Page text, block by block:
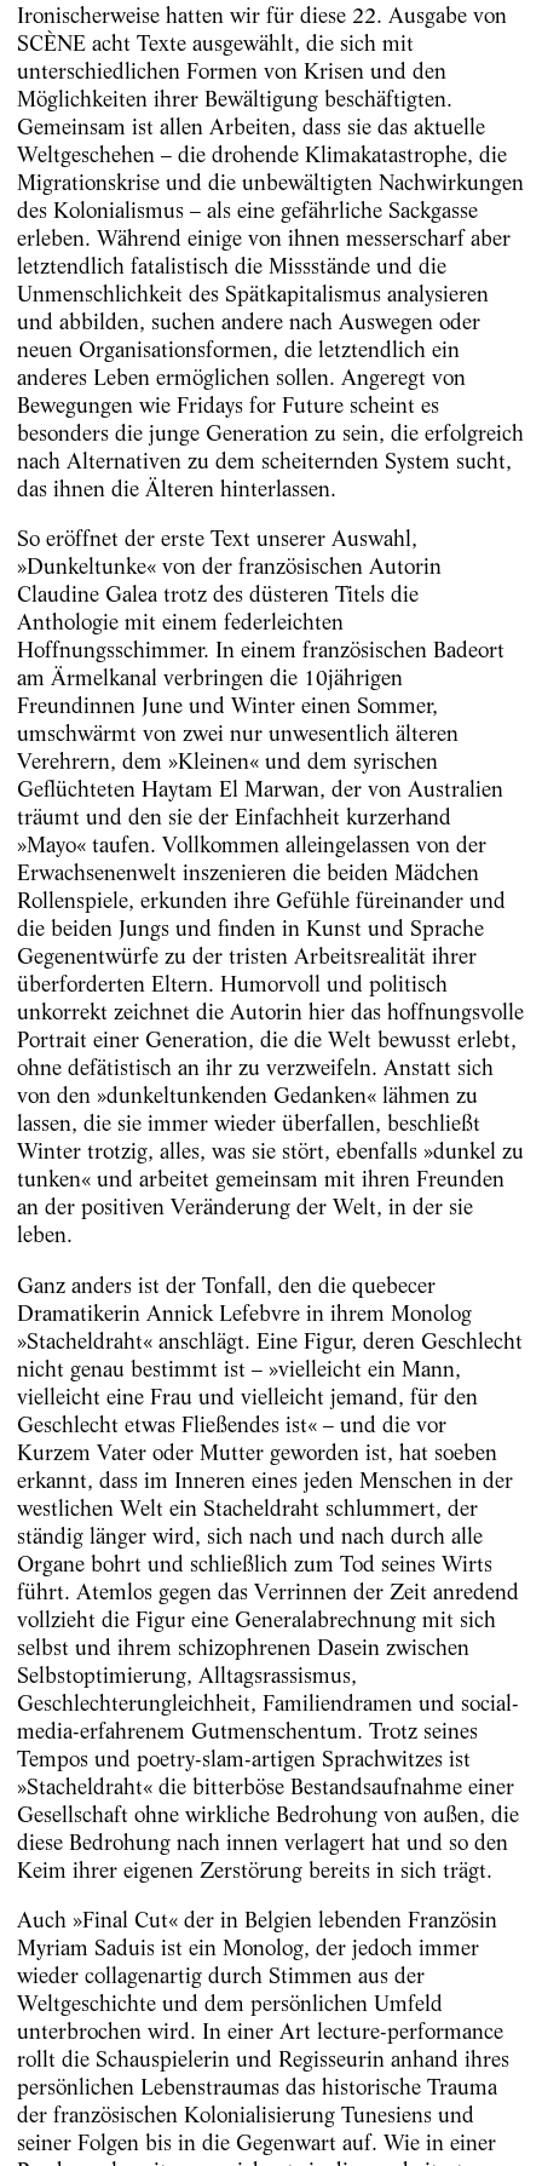
Ironischerweise hatten wir für diese 22. Ausgabe von
SCÈNE acht Texte ausgewählt, die sich mit
unterschiedlichen Formen von Krisen und den
Möglichkeiten ihrer Bewältigung beschäftigten.
Gemeinsam ist allen Arbeiten, dass sie das aktuelle
Weltgeschehen – die drohende Klimakatastrophe, die
Migrationskrise und die unbewältigten Nachwirkungen
des Kolonialismus – als eine gefährliche Sackgasse
erleben. Während einige von ihnen messerscharf aber
letztendlich fatalistisch die Missstände und die
Unmenschlichkeit des Spätkapitalismus analysieren
und abbilden, suchen andere nach Auswegen oder
neuen Organisationsformen, die letztendlich ein
anderes Leben ermöglichen sollen. Angeregt von
Bewegungen wie Fridays for Future scheint es
besonders die junge Generation zu sein, die erfolgreich
nach Alternativen zu dem scheiternden System sucht,
das ihnen die Älteren hinterlassen.
So eröffnet der erste Text unserer Auswahl,
»Dunkeltunke« von der französischen Autorin
Claudine Galea trotz des düsteren Titels die
Anthologie mit einem federleichten
Hoffnungsschimmer. In einem französischen Badeort
am Ärmelkanal verbringen die 10jährigen
Freundinnen June und Winter einen Sommer,
umschwärmt von zwei nur unwesentlich älteren
Verehrern, dem »Kleinen« und dem syrischen
Geflüchteten Haytam El Marwan, der von Australien
träumt und den sie der Einfachheit kurzerhand
»Mayo« taufen. Vollkommen alleingelassen von der
Erwachsenenwelt inszenieren die beiden Mädchen
Rollenspiele, erkunden ihre Gefühle füreinander und
die beiden Jungs und finden in Kunst und Sprache
Gegenentwürfe zu der tristen Arbeitsrealität ihrer
überforderten Eltern. Humorvoll und politisch
unkorrekt zeichnet die Autorin hier das hoffnungsvolle
Portrait einer Generation, die die Welt bewusst erlebt,
ohne defätistisch an ihr zu verzweifeln. Anstatt sich
von den »dunkeltunkenden Gedanken« lähmen zu
lassen, die sie immer wieder überfallen, beschließt
Winter trotzig, alles, was sie stört, ebenfalls »dunkel zu
tunken« und arbeitet gemeinsam mit ihren Freunden
an der positiven Veränderung der Welt, in der sie
leben.
Ganz anders ist der Tonfall, den die quebecer
Dramatikerin Annick Lefebvre in ihrem Monolog
»Stacheldraht« anschlägt. Eine Figur, deren Geschlecht
nicht genau bestimmt ist – »vielleicht ein Mann,
vielleicht eine Frau und vielleicht jemand, für den
Geschlecht etwas Fließendes ist« – und die vor
Kurzem Vater oder Mutter geworden ist, hat soeben
erkannt, dass im Inneren eines jeden Menschen in der
westlichen Welt ein Stacheldraht schlummert, der
ständig länger wird, sich nach und nach durch alle
Organe bohrt und schließlich zum Tod seines Wirts
führt. Atemlos gegen das Verrinnen der Zeit anredend
vollzieht die Figur eine Generalabrechnung mit sich
selbst und ihrem schizophrenen Dasein zwischen
Selbstoptimierung, Alltagsrassismus,
Geschlechterungleichheit, Familiendramen und social-
media-erfahrenem Gutmenschentum. Trotz seines
Tempos und poetry-slam-artigen Sprachwitzes ist
»Stacheldraht« die bitterböse Bestandsaufnahme einer
Gesellschaft ohne wirkliche Bedrohung von außen, die
diese Bedrohung nach innen verlagert hat und so den
Keim ihrer eigenen Zerstörung bereits in sich trägt.
Auch »Final Cut« der in Belgien lebenden Französin
Myriam Saduis ist ein Monolog, der jedoch immer
wieder collagenartig durch Stimmen aus der
Weltgeschichte und dem persönlichen Umfeld
unterbrochen wird. In einer Art lecture-performance
rollt die Schauspielerin und Regisseurin anhand ihres
persönlichen Lebenstraumas das historische Trauma
der französischen Kolonialisierung Tunesiens und
seiner Folgen bis in die Gegenwart auf. Wie in einer